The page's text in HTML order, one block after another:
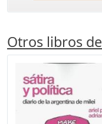
Otros libros de